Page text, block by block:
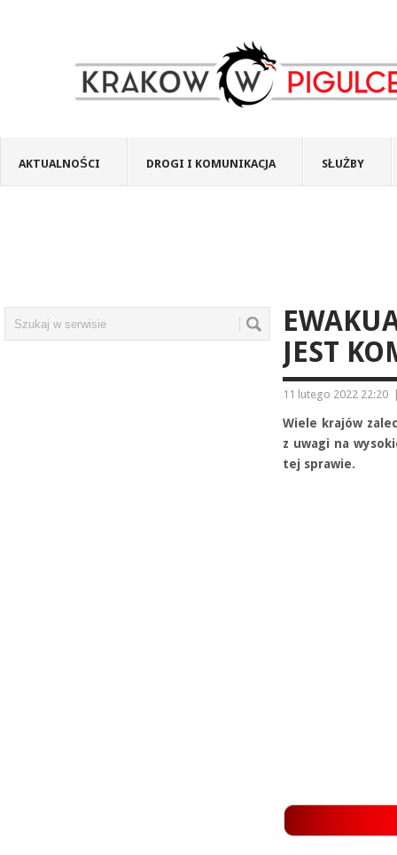
AKTUALNOŚCI DROGI I KOMUNIKACJA SŁUŻBY
JEST
11 lutego 2022 22:20
Wiele krajów
z uwagi na
tej sprawie.